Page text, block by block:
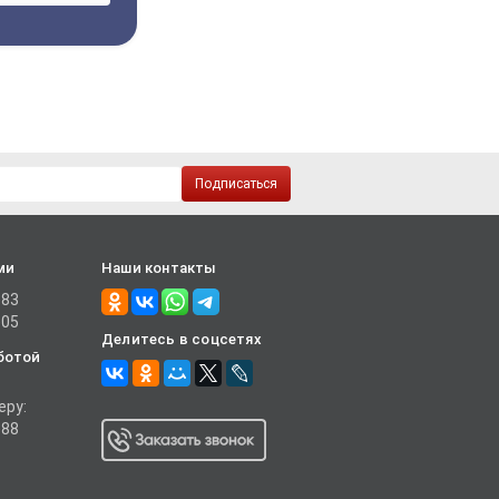
Подписаться
Наши контакты
Делитесь в соцсетях